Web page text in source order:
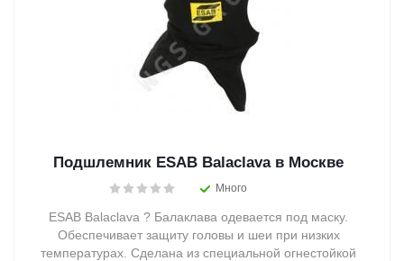
Подшлемник ESAB Balaclava в Москве
Много
ESAB Balaclava ? Балаклава одевается под маску.
Обеспечивает защиту головы и шеи при низких
температурах. Сделана из специальной огнестойкой